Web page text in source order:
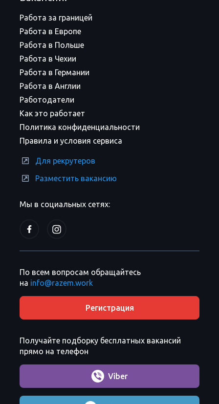
Мы в социальных сетях:
Работа за границей
Работа в Европе
Работа в Польше
Работа в Чехии
Работа в Германии
Работа в Англии
Работодатели
Как это работает
Политика конфиденциальности
Правила и условия сервиса
Для рекрутеров
Разместить вакансию
По всем вопросам обращайтесь
на info@razem.work
Регистрация
Получайте подборку бесплатных вакансий
прямо на телефон
Viber